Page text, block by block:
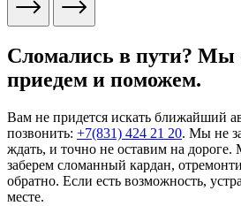
Сломались в пути? Мы
приедем и поможем.
Вам не придется искать ближайший
позвонить: +7(831) 424 21 20. Мы не
ждать, и точно не оставим на
заберем сломанный кардан,
обратно. Если есть возможность,
месте.